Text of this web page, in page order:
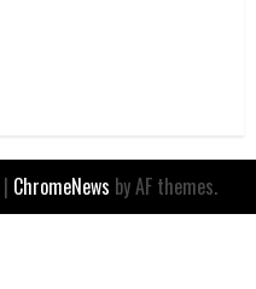
| ChromeNews by AF themes.